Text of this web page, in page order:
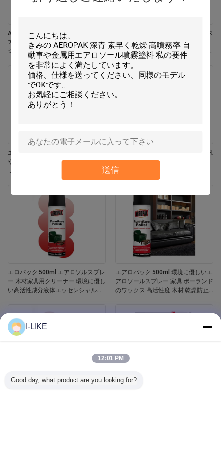
送信
Aeropak 330ml エコフレンドリー エ
アロソール ローズ 香り エアフレッ
シャー スプレー 家と車の室内使用
Aeropak 330ml エアロソール ジャス
ミン香り 効果的臭いを消す 耐久性
エコフレンドリー ペット用 子供用
空気フレッシャー
エロパック 330ml エアロゾール 鮮
やかなジャスミン フレグランス エア
フレッシャー スプレー
エアロパック 500ml 環境に優しい汎
用キッチンオーブン 炊飯器 多面性
残留物なし 迅速乾燥クリーニングス
プレー
エロパック 500ml エアロソルスプレ
ー 木材家具用クリーナー 環境に優し
い高活性成分液体エッセンシャルオ
エアロパック 500ml 環境に優しいエ
アロソールスプレー 家具 ポーランド
のワックス 高活性度 木材 乾燥防止
I-LIKE
12:01 PM
Good day, what product are you looking for?